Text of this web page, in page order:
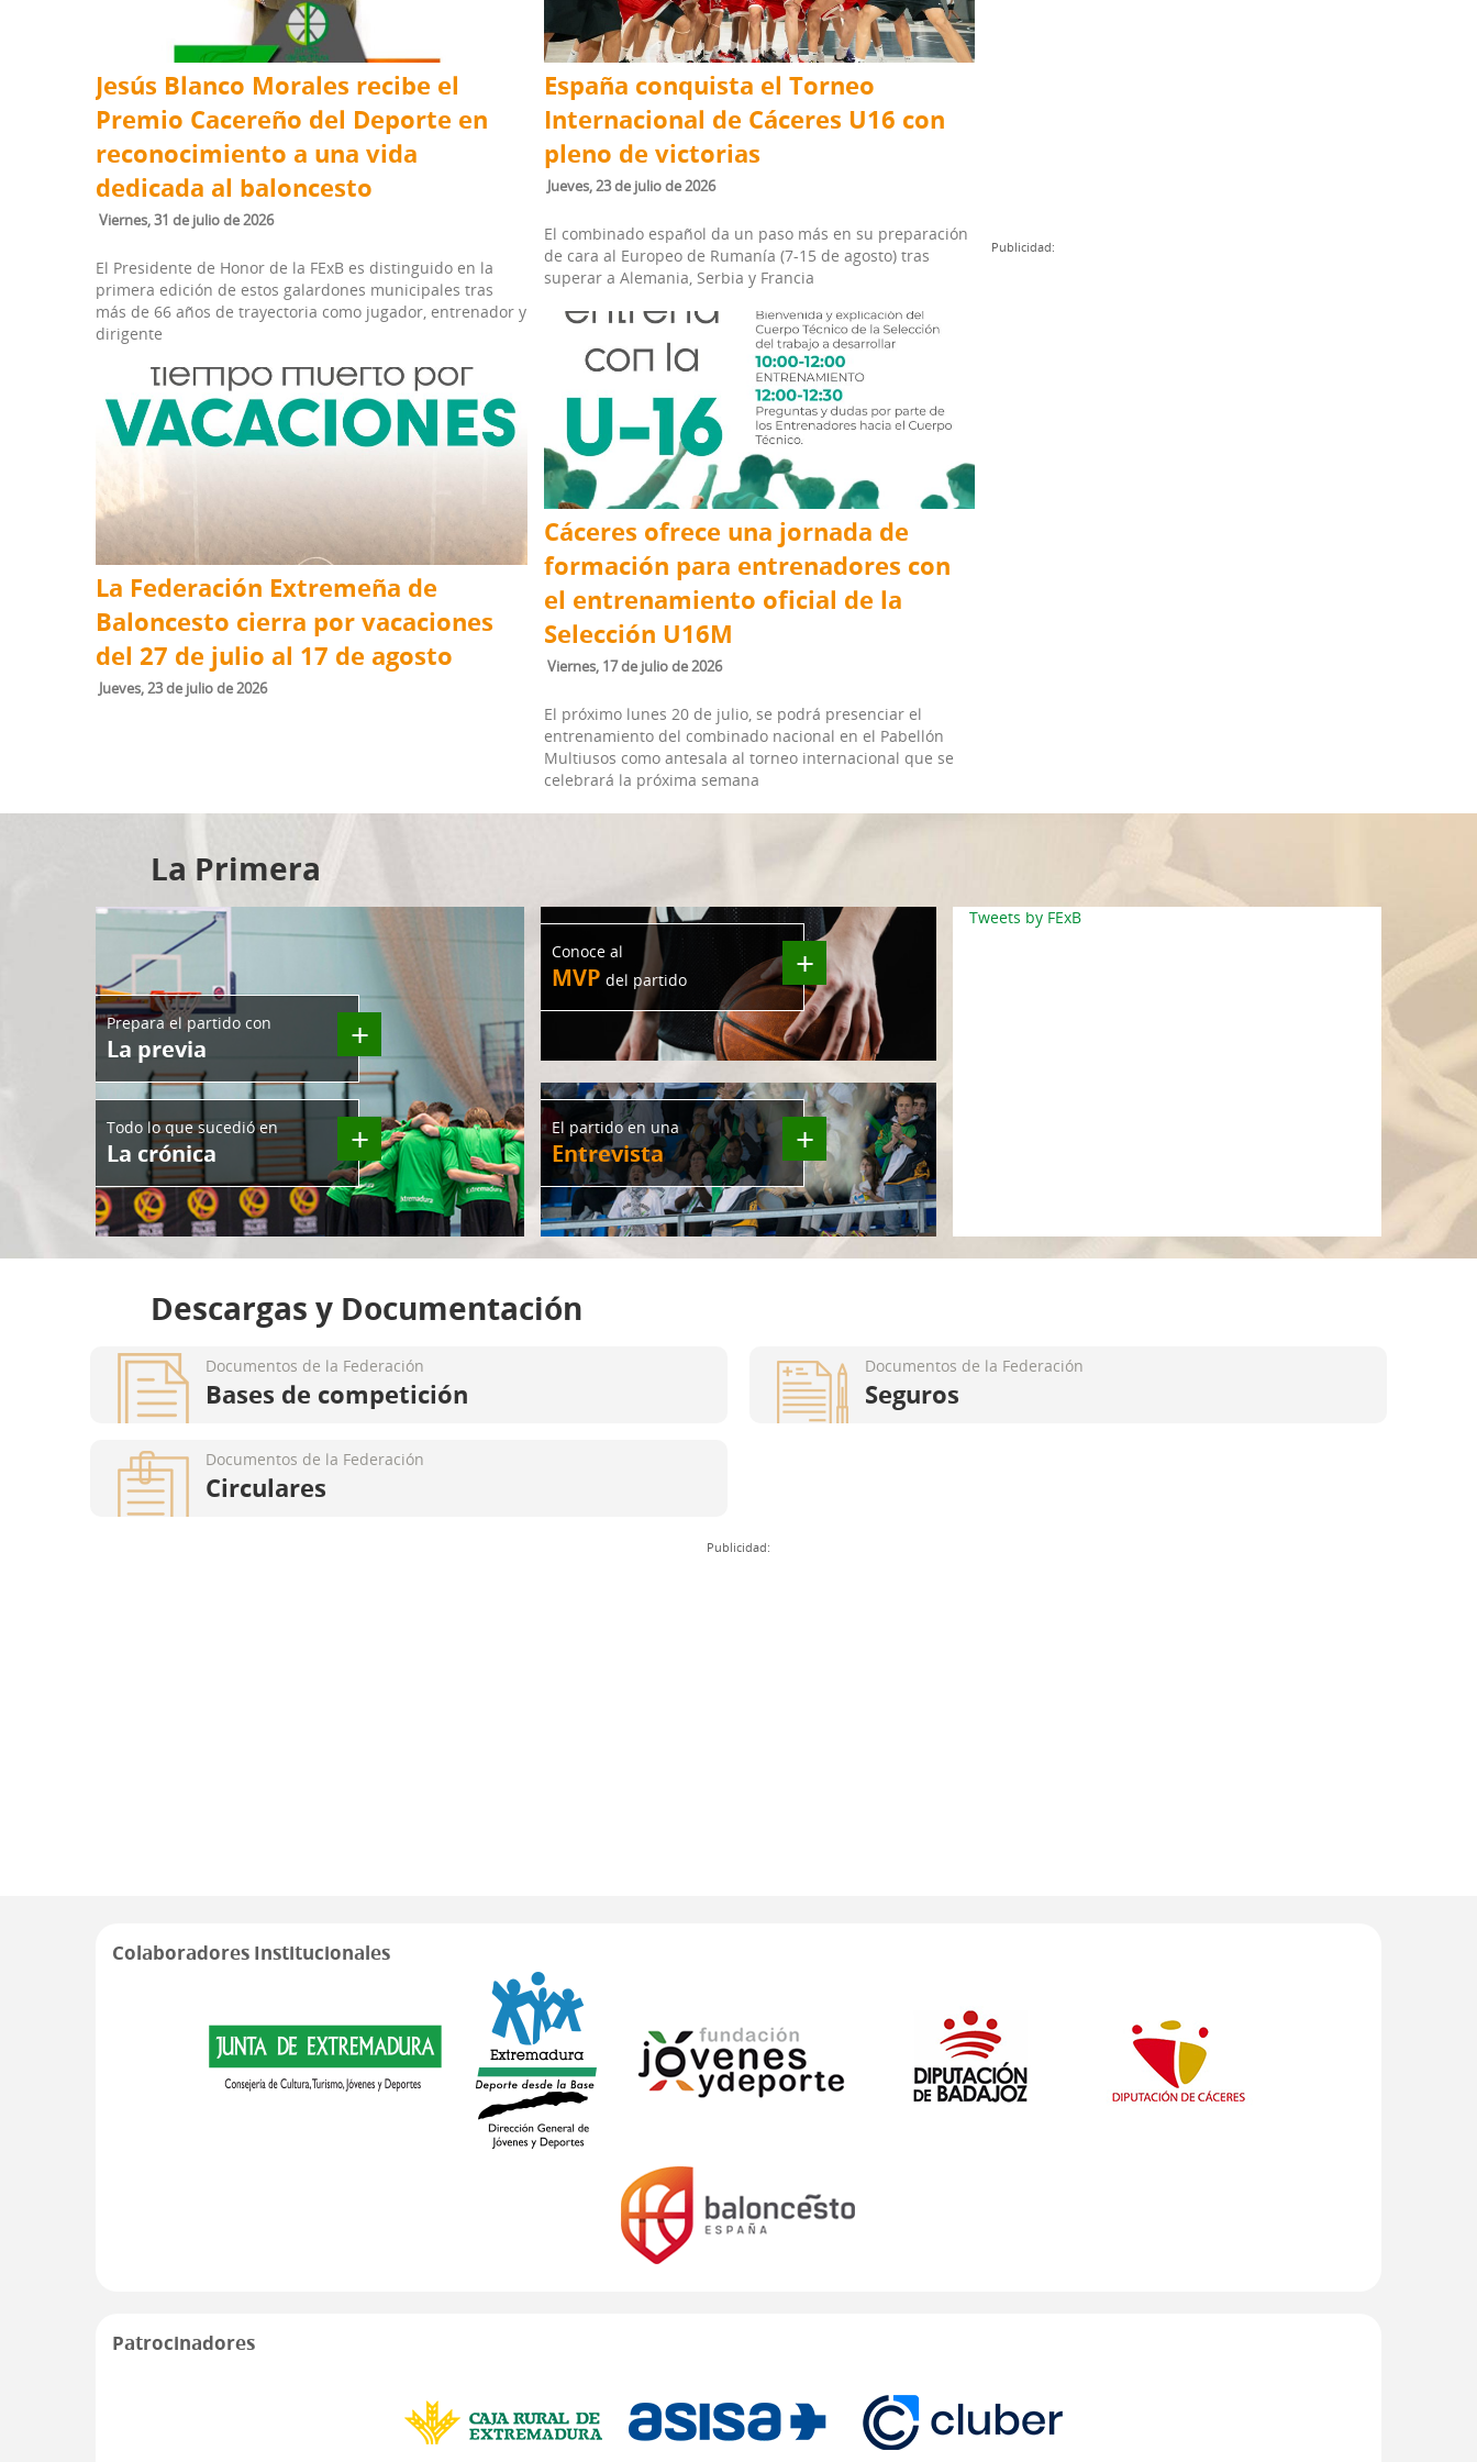
Jesús Blanco Morales recibe el
Premio Cacereño del Deporte en
reconocimiento a una vida
dedicada al baloncesto
viernes, 31 de julio de 2026
El Presidente de Honor de la FExB es distinguido en la
primera edición de estos galardones municipales tras
más de 66 años de trayectoria como jugador, entrenador y
dirigente
La Federación Extremeña de
Baloncesto cierra por vacaciones
del 27 de julio al 17 de agosto
jueves, 23 de julio de 2026
España conquista el Torneo
Internacional de Cáceres U16 con
pleno de victorias
jueves, 23 de julio de 2026
El combinado español da un paso más en su preparación
de cara al Europeo de Rumanía (7-15 de agosto) tras
superar a Alemania, Serbia y Francia
Cáceres ofrece una jornada de
formación para entrenadores con
el entrenamiento oficial de la
Selección U16M
viernes, 17 de julio de 2026
El próximo lunes 20 de julio, se podrá presenciar el
entrenamiento del combinado nacional en el Pabellón
Multiusos como antesala al torneo internacional que se
celebrará la próxima semana
Publicidad:
La Primera
+
Prepara el partido con
La previa
+
Todo lo que sucedió en
La crónica
+
Conoce al
MVP del partido
+
El partido en una
Entrevista
Tweets by FExB
Descargas y Documentación
Documentos de la Federación
Bases de competición
Documentos de la Federación
Circulares
Documentos de la Federación
Seguros
Publicidad:
Colaboradores Institucionales
Patrocinadores